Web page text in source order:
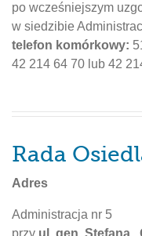
po wcześniejszym
w siedzibie
telefon komórkowy:
42 214 64 70 lub 42
Rada
Adres
Administracja nr 5
przy ul. gen. Stefana